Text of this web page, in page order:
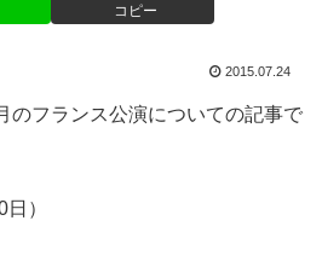
コピー
2015.07.24
のフランス公演についての記事で
）